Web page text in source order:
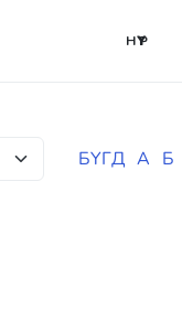
НҮҮР
БҮГД А Б